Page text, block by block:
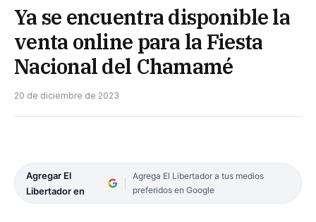
Ya se encuentra disponible la
venta online para la Fiesta
Nacional del Chamamé
20 de diciembre de 2023
Agregar El
Libertador en
Agrega El Libertador a tus medios
preferidos en Google